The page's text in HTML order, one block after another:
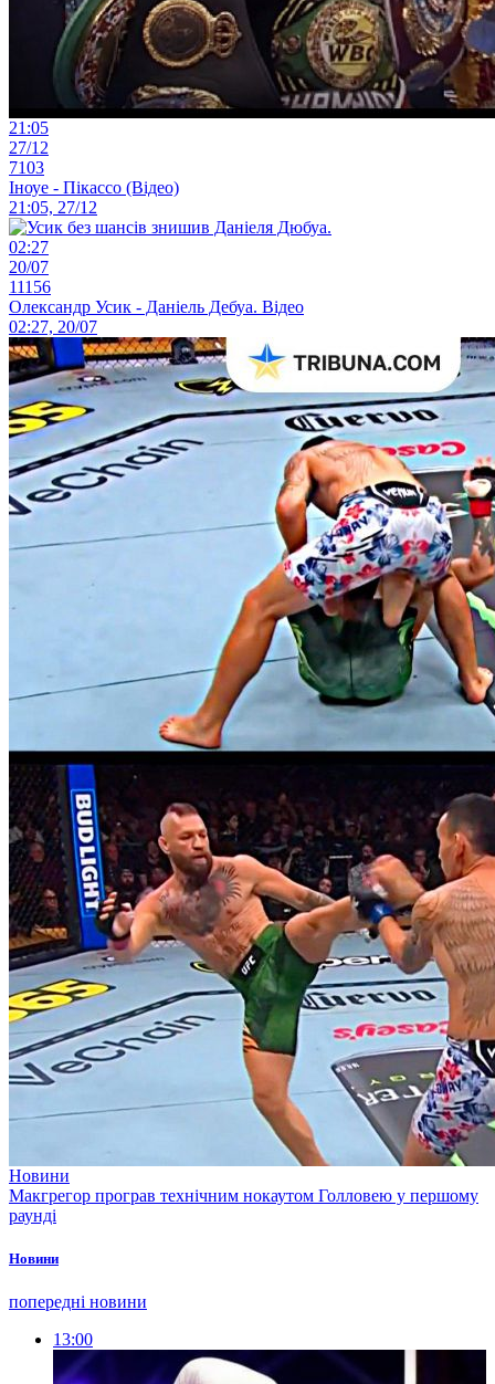
21:05
27/12
7103
Іноуе - Пікассо (Відео)
21:05, 27/12
02:27
20/07
11156
Олександр Усик - Даніель Дебуа. Відео
02:27, 20/07
Новини
Макгрегор програв технічним нокаутом Голловею у першому
раунді
Новини
попередні новини
13:00